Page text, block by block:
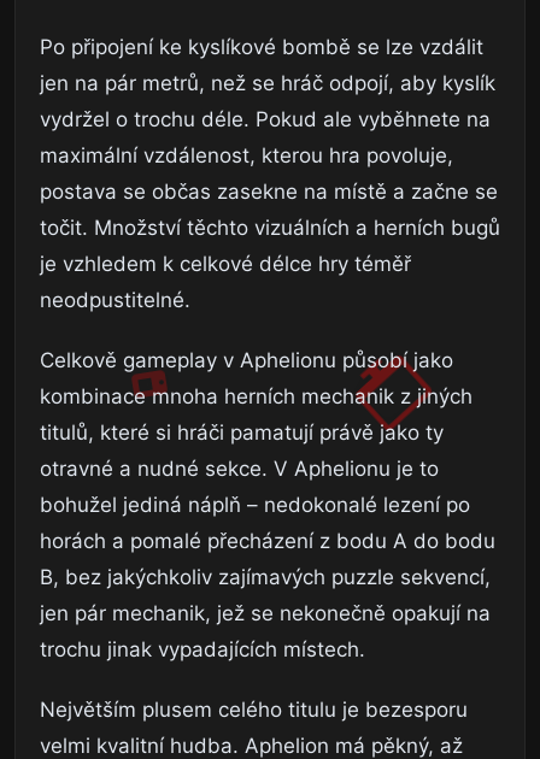
Po připojení ke kyslíkové bombě se lze vzdálit
jen na pár metrů, než se hráč odpojí, aby kyslík
vydržel o trochu déle. Pokud ale vyběhnete na
maximální vzdálenost, kterou hra povoluje,
postava se občas zasekne na místě a začne se
točit. Množství těchto vizuálních a herních bugů
je vzhledem k celkové délce hry téměř
neodpustitelné.
Celkově gameplay v Aphelionu působí jako
kombinace mnoha herních mechanik z jiných
titulů, které si hráči pamatují právě jako ty
otravné a nudné sekce. V Aphelionu je to
bohužel jediná náplň – nedokonalé lezení po
horách a pomalé přecházení z bodu A do bodu
B, bez jakýchkoliv zajímavých puzzle sekvencí,
jen pár mechanik, jež se nekonečně opakují na
trochu jinak vypadajících místech.
Největším plusem celého titulu je bezesporu
velmi kvalitní hudba. Aphelion má pěkný, až